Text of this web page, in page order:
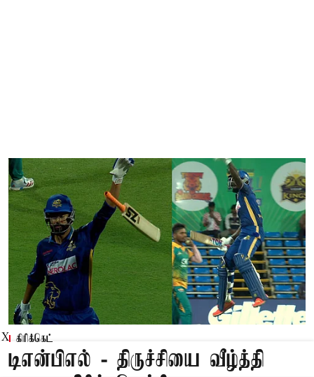
கிரிக்கெட்
டிஎன்பிஎல் - திருச்சியை வீழ்த்தி
X